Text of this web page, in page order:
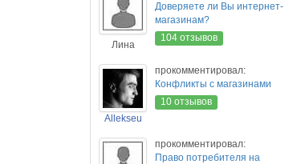
Лина
Доверяете ли Вы интернет-
магазинам?
104 отзывов
Allekseu
прокомментировал:
Конфликты с магазинами
10 отзывов
прокомментировал:
Право потребителя на